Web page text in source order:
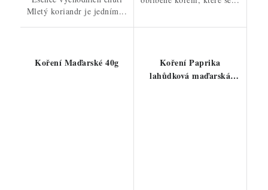
Mletý koriandr je jedním...
Koření Maďarské 40g
Koření Paprika
lahůdková maďarská